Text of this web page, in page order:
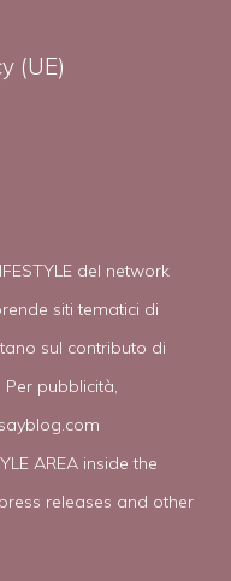
(UE)
del network
siti tematici di
sul contributo di
pubblicità,
AREA inside the
releases and other